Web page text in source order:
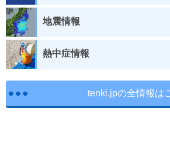
地震情報
熱中症情報
tenki.jpの全情報は